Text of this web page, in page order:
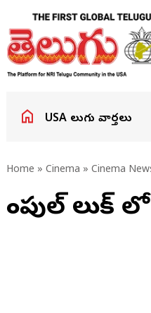
USA తెలుగు వార్తలు
Home » Cinema » Cinema
సింపుల్ లుక్